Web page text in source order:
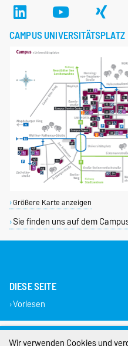
CAMPUS UNIVERSITÄTSPLATZ
Größere Karte anzeigen
Sie finden uns auf dem
DIESE SEITE
Vorlesen
Wir verwenden Cookies und